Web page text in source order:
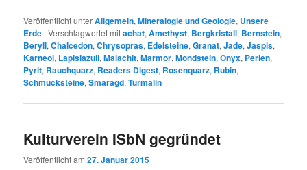
Veröffentlicht unterAllgemein,Mineralogie und Geologie, Unsere
Erde |Verschlagwortet mitachat,Amethyst, Bergkristall, Bernstein,
Beryll,Chalcedon,Chrysopras, Edelsteine,Granat,Jade,Jaspis,
Karneol, Lapislazuli,Malachit,Marmor,Mondstein,Onyx, Perlen,
Pyrit, Rauchquarz, Readers Digest, Rosenquarz, Rubin,
Schmucksteine,Smaragd,Turmalin
Kulturverein ISbN gegründet
Veröffentlicht am27. Januar 2015